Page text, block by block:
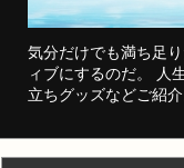
気分だけでも満ち足
ィブにするのだ。 人
立ちグッズなどご紹介